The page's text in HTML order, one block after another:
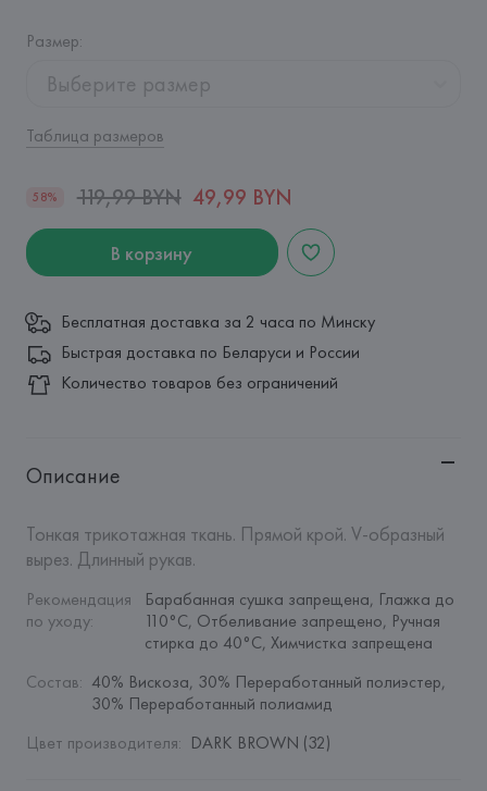
Размер:
Выберите размер
Таблица размеров
58% 119,99 BYN 49,99 BYN
В корзину
Бесплатная доставка за 2 часа по Минску
Быстрая доставка по Беларуси и России
Количество товаров без ограничений
Описание
Тонкая трикотажная ткань. Прямой крой. V-образный
вырез. Длинный рукав.
Рекомендация
по уходу:
Барабанная сушка запрещена, Глажка до
110°C, Отбеливание запрещено, Ручная
стирка до 40°C, Химчистка запрещена
Состав: 40% Вискоза, 30% Переработанный полиэстер,
30% Переработанный полиамид
Цвет производителя: DARK BROWN (32)